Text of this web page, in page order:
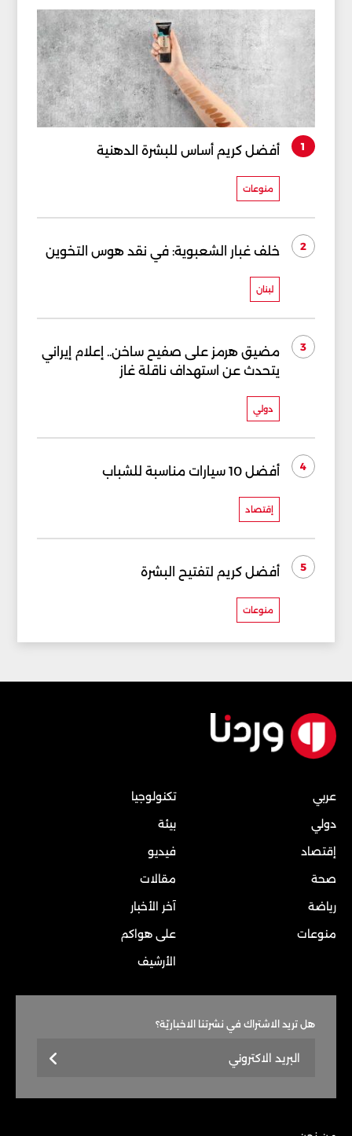
1 أفضل كريم أساس للبشرة الدهنية
منوعات
2 خلف غبار الشعبوية: في نقد هوس التخوين
لبنان
3
مضيق هرمز على صفيح ساخن.. إعلام إيراني
يتحدث عن استهداف ناقلة غاز
دولي
4 أفضل 10 سيارات مناسبة للشباب
إقتصاد
5 أفضل كريم لتفتيح البشرة
منوعات
عربي
دولي
إقتصاد
صحة
رياضة
منوعات
تكنولوجيا
بيئة
فيديو
مقالات
آخر الأخبار
على هواكم
الأرشيف
هل تريد الاشتراك في نشرتنا الاخباريّة؟